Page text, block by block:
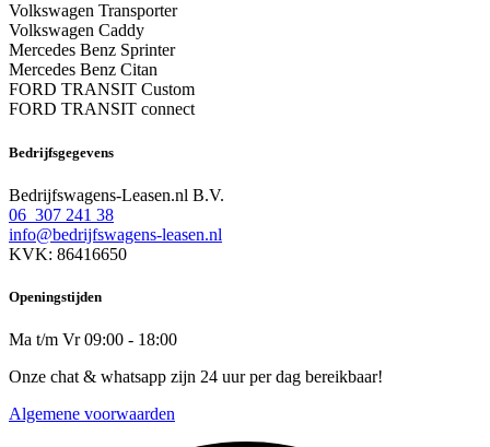
Volkswagen Transporter
Volkswagen Caddy
Mercedes Benz Sprinter
Mercedes Benz Citan
FORD TRANSIT Custom
FORD TRANSIT connect
Bedrijfsgegevens
Bedrijfswagens-Leasen.nl B.V.
06 307 241 38
info@bedrijfswagens-leasen.nl
KVK: 86416650
Openingstijden
Ma t/m Vr 09:00 - 18:00
Onze chat & whatsapp zijn 24 uur per dag bereikbaar!
Algemene voorwaarden